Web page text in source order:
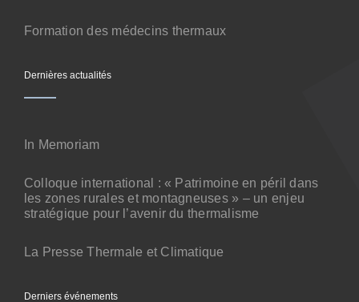
Formation des médecins thermaux
Dernières actualités
In Memoriam
Colloque international : « Patrimoine en péril dans
les zones rurales et montagneuses » – un enjeu
stratégique pour l’avenir du thermalisme
La Presse Thermale et Climatique
Derniers événements